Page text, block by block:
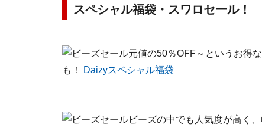
スペシャル福袋・スワロセール！
元値の50％OFF～というお得
も！
Daizyスペシャル福袋
ビーズの中でも人気度が高く